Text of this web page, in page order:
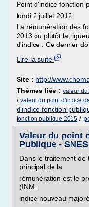
Point d'indice fonction
lundi 2 juillet 2012
La rémunération des
2013 ou plutôt la
d'indice . Ce dernier
Lire la suite
Site : http://
Thèmes liés : valeur du
/ valeur du point d'indice
d'indice fonction
fonction publique 2015 /
Valeur du point
Publique - SNES
Dans le traitement de
principal de la
rémunération est le
(INM :
indice nouveau